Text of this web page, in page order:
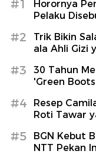
#1
Horornya
Pelaku
#2
Trik Bikin
ala Ahli Gizi
#3
30 Tahun
'Green
#4
Resep
Roti Tawar
#5
BGN Kebut
NTT Pekan